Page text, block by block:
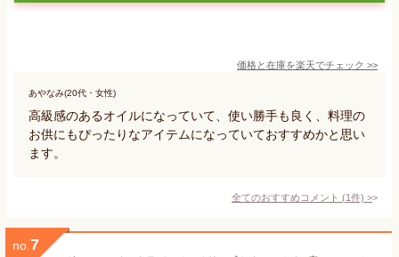
価格と在庫を楽天でチェック >>
あやなみ(20代・女性)
高級感のあるオイルになっていて、使い勝手も良く、料理の
お供にもぴったりなアイテムになっていておすすめかと思い
ます。
全てのおすすめコメント (1件) >
no. 7